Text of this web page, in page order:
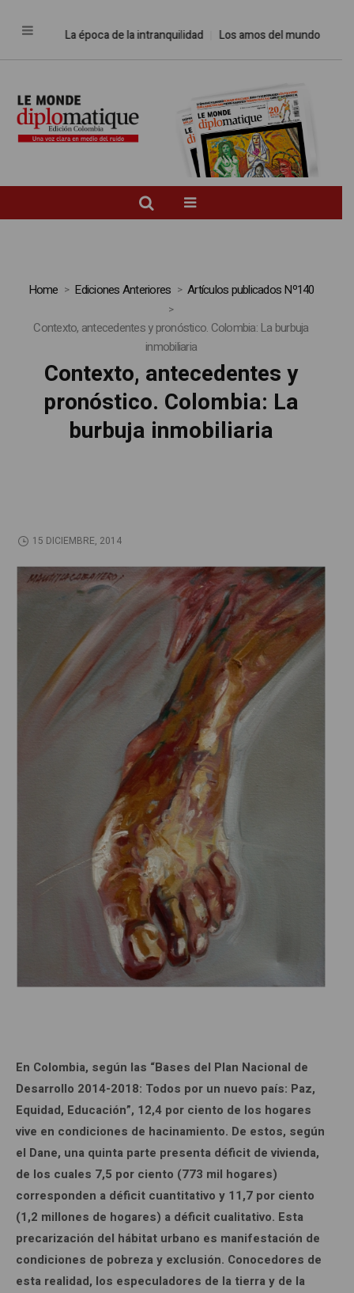
La época de la intranquilidad Los amos del mundo
Home Ediciones Anteriores Artículos publicados Nº140
Contexto, antecedentes y pronóstico. Colombia: La burbuja
inmobiliaria
Contexto, antecedentes y
pronóstico. Colombia: La
burbuja inmobiliaria
15 DICIEMBRE, 2014
En Colombia, según las “Bases del Plan Nacional de
Desarrollo 2014-2018: Todos por un nuevo país: Paz,
Equidad, Educación”, 12,4 por ciento de los hogares
vive en condiciones de hacinamiento. De estos, según
el Dane, una quinta parte presenta déficit de vivienda,
de los cuales 7,5 por ciento (773 mil hogares)
corresponden a déficit cuantitativo y 11,7 por ciento
(1,2 millones de hogares) a déficit cualitativo. Esta
precarización del hábitat urbano es manifestación de
condiciones de pobreza y exclusión. Conocedores de
esta realidad, los especuladores de la tierra y de la